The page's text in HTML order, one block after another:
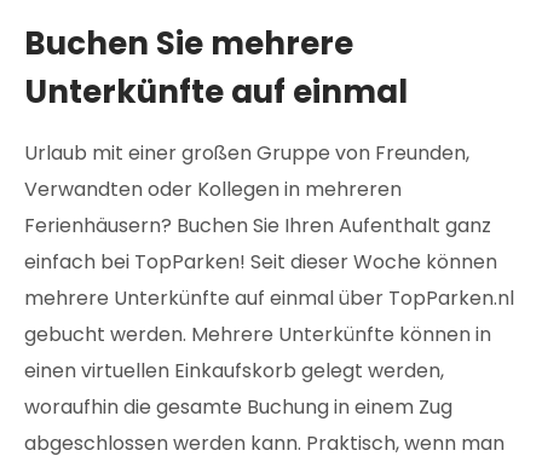
Buchen Sie mehrere
Unterkünfte auf einmal
Urlaub mit einer großen Gruppe von Freunden,
Verwandten oder Kollegen in mehreren
Ferienhäusern? Buchen Sie Ihren Aufenthalt ganz
einfach bei TopParken! Seit dieser Woche können
mehrere Unterkünfte auf einmal über TopParken.nl
gebucht werden. Mehrere Unterkünfte können in
einen virtuellen Einkaufskorb gelegt werden,
woraufhin die gesamte Buchung in einem Zug
abgeschlossen werden kann. Praktisch, wenn man